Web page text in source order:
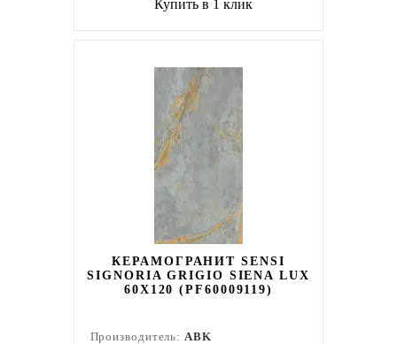
Купить в 1 клик
КЕРАМОГРАНИТ SENSI
SIGNORIA GRIGIO SIENA LUX
60X120 (PF60009119)
Производитель:ABK